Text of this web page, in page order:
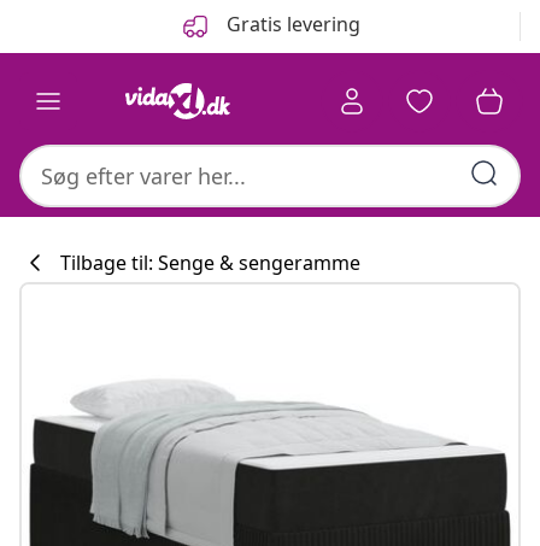
Gratis levering
#sharemevidaxl
Tilbage til: Senge & sengeramme